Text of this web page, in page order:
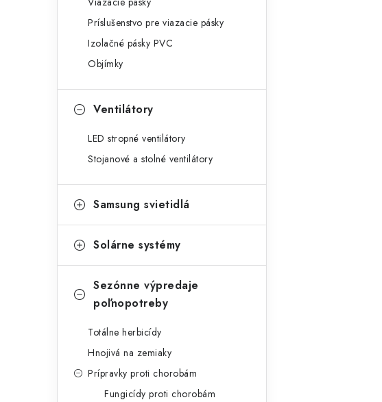
Príslušenstvo pre viazacie pásky
Izolačné pásky PVC
Objímky
Ventilátory
LED stropné ventilátory
Stojanové a stolné ventilátory
Samsung svietidlá
Solárne systémy
Sezónne výpredaje
poľnopotreby
Totálne herbicídy
Hnojivá na zemiaky
Prípravky proti chorobám
Fungicídy proti chorobám